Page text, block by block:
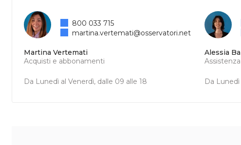
Martina Vertemati
Acquisti e abbonamenti
Da Lunedì al Venerdì, dalle 09 alle 18
800 033 715
martina.vertemati@osservatori.net
Alessia
Assistenza
Da Lunedì